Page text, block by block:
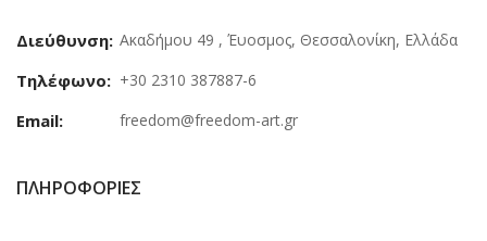
Διεύθυνση: Ακαδήμου 49 , Έυοσμος, Θεσσαλονίκη, Ελλάδα
Τηλέφωνο: +30 2310 387887-6
Email: freedom@freedom-art.gr
ΠΛΗΡΟΦΟΡΊΕΣ